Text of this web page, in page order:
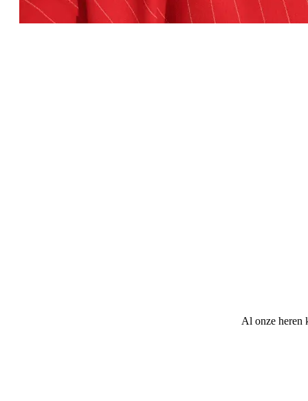
Al onze heren